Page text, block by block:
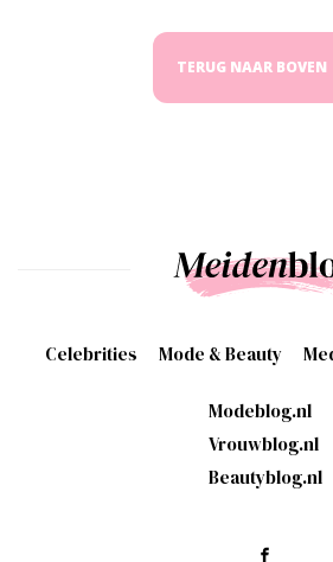
TERUG NAAR BOVEN
Celebrities Mode & Beauty
Modeblog.nl
Vrouwblog.nl
Beautyblog.nl